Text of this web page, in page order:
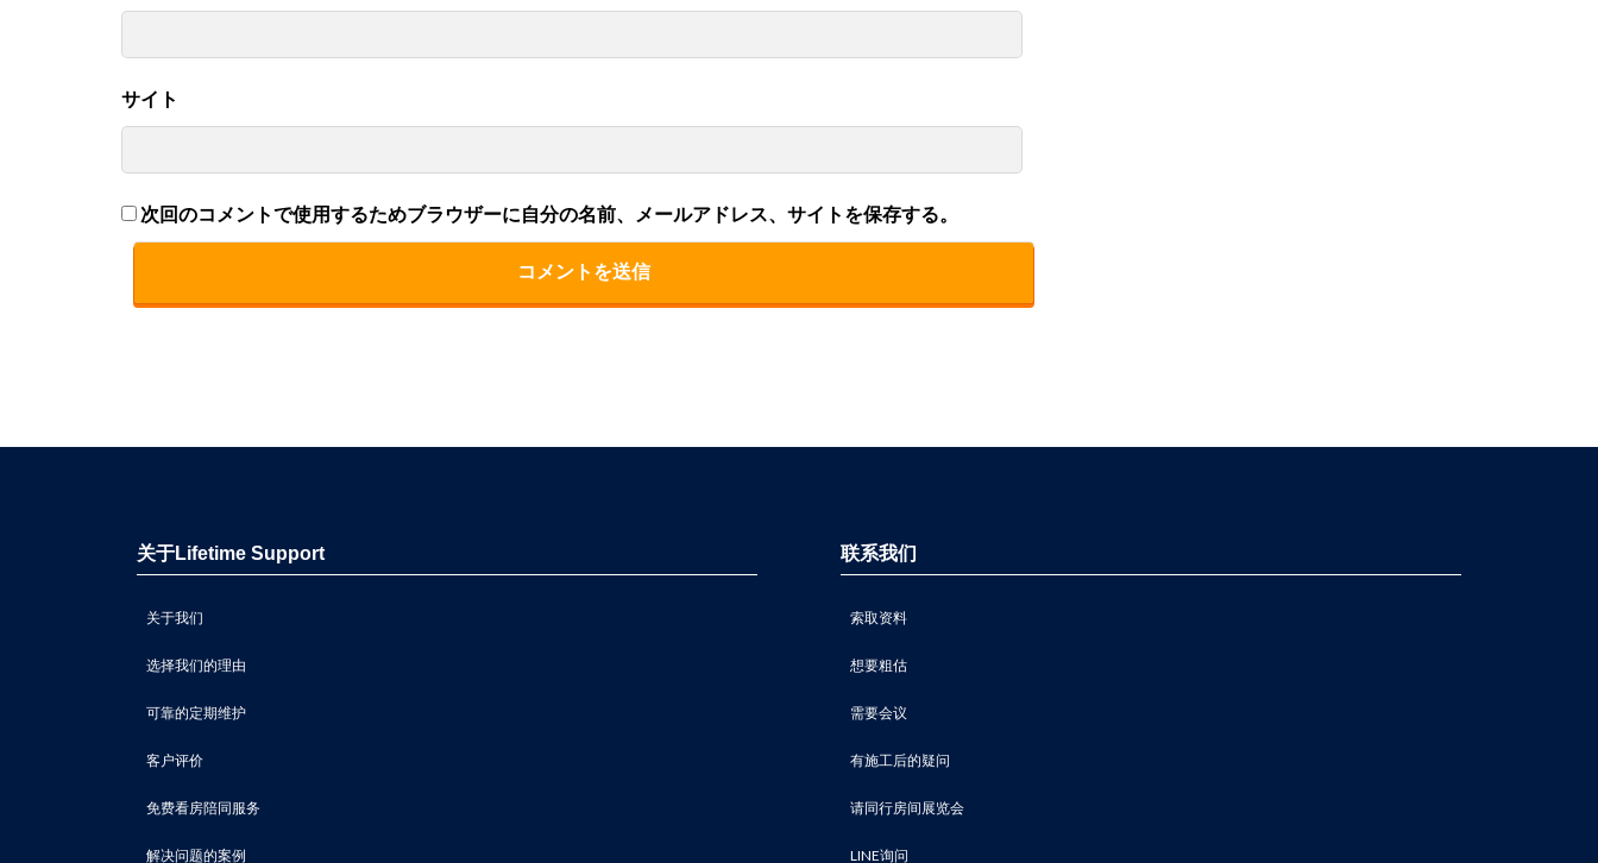
サイト
次回のコメントで使用するためブラウザーに自分の名前、メールアドレス、サイトを保存する。
关于Lifetime Support
关于我们
选择我们的理由
可靠的定期维护
客户评价
免费看房陪同服务
解决问题的案例
联系我们
索取资料
想要粗估
需要会议
有施工后的疑问
请同行房间展览会
LINE询问